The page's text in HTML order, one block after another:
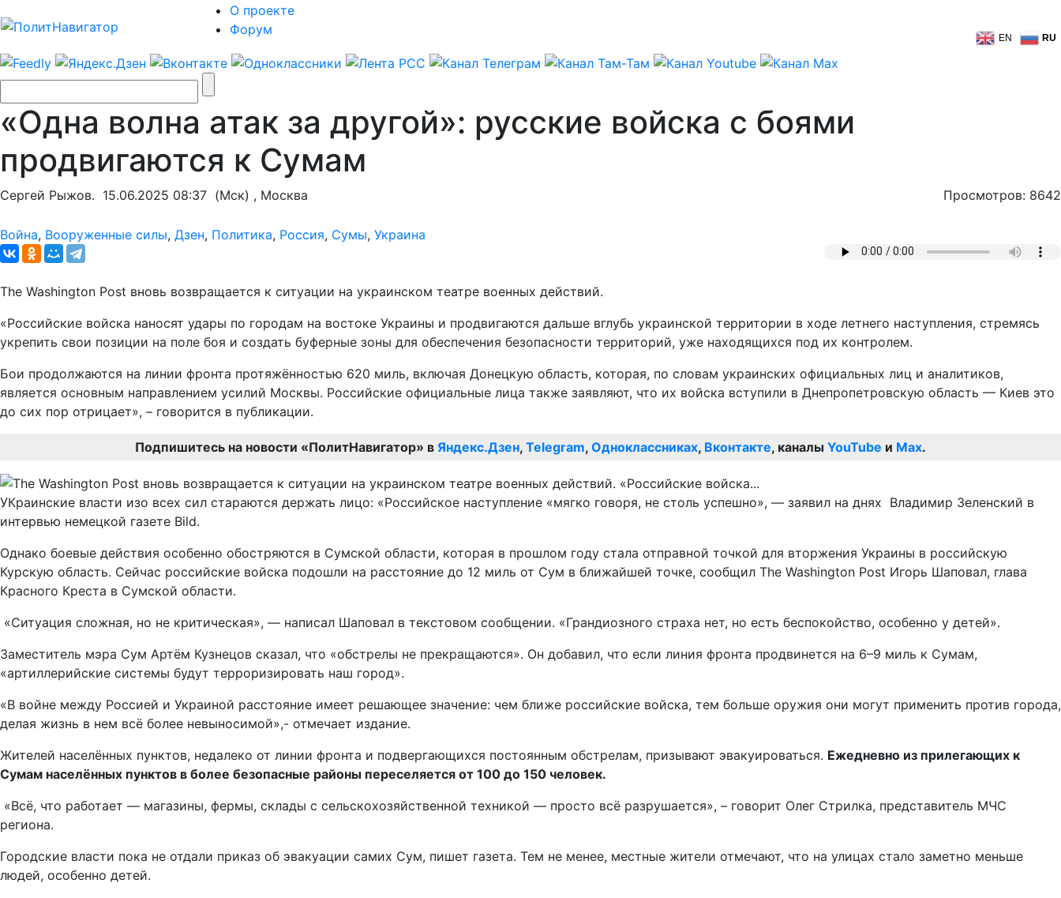
О проекте
Форум
EN RU
«Одна волна атак за другой»: русские войска с боями
продвигаются к Сумам
Сергей Рыжов. 15.06.2025 08:37 (Мск) , Москва Просмотров: 8642
Война, Вооруженные силы, Дзен, Политика, Россия, Сумы, Украина
The Washington Post вновь возвращается к ситуации на украинском театре военных действий.
«Российские войска наносят удары по городам на востоке Украины и продвигаются дальше вглубь украинской территории в ходе летнего наступления, стремясь
укрепить свои позиции на поле боя и создать буферные зоны для обеспечения безопасности территорий, уже находящихся под их контролем.
Бои продолжаются на линии фронта протяжённостью 620 миль, включая Донецкую область, которая, по словам украинских официальных лиц и аналитиков,
является основным направлением усилий Москвы. Российские официальные лица также заявляют, что их войска вступили в Днепропетровскую область — Киев это
до сих пор отрицает», – говорится в публикации.
Подпишитесь на новости «ПолитНавигатор» в Яндекс.Дзен, Telegram, Одноклассниках, Вконтакте, каналы YouTube и Max.
УКраинские власти изо всех сил стараются держать лицо: «Российское наступление «мягко говоря, не столь успешно», — заявил на днях Владимир Зеленский в
интервью немецкой газете Bild.
Однако боевые действия особенно обостряются в Сумской области, которая в прошлом году стала отправной точкой для вторжения Украины в российскую
Курскую область. Сейчас российские войска подошли на расстояние до 12 миль от Сум в ближайшей точке, сообщил The Washington Post Игорь Шаповал, глава
Красного Креста в Сумской области.
«Ситуация сложная, но не критическая», — написал Шаповал в текстовом сообщении. «Грандиозного страха нет, но есть беспокойство, особенно у детей».
Заместитель мэра Сум Артём Кузнецов сказал, что «обстрелы не прекращаются». Он добавил, что если линия фронта продвинется на 6–9 миль к Сумам,
«артиллерийские системы будут терроризировать наш город».
«В войне между Россией и Украиной расстояние имеет решающее значение: чем ближе российские войска, тем больше оружия они могут применить против города,
делая жизнь в нем всё более невыносимой»,- отмечает издание.
Жителей населённых пунктов, недалеко от линии фронта и подвергающихся постоянным обстрелам, призывают эвакуироваться. Ежедневно из прилегающих к
Сумам населённых пунктов в более безопасные районы переселяется от 100 до 150 человек.
«Всё, что работает — магазины, фермы, склады с сельскохозяйственной техникой — просто всё разрушается», – говорит Олег Стрилка, представитель МЧС
региона.
Городские власти пока не отдали приказ об эвакуации самих Сум, пишет газета. Тем не менее, местные жители отмечают, что на улицах стало заметно меньше
людей, особенно детей.